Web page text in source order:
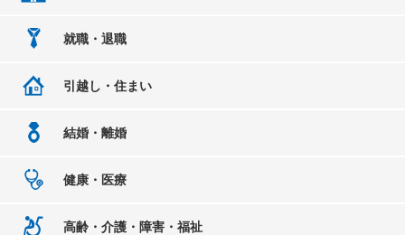
就職・退職
引越し・住まい
結婚・離婚
健康・医療
高齢・介護・障害・福祉